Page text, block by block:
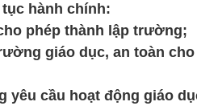
hành chính:
phép thành lập trường;
giáo dục, an toàn
yêu cầu hoạt động giáo